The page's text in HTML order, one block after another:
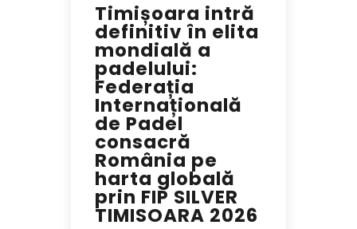
Timișoara intră
definitiv în elita
mondială a
padelului:
Federația
Internațională
de Padel
consacră
România pe
harta globală
prin FIP SILVER
TIMISOARA 2026